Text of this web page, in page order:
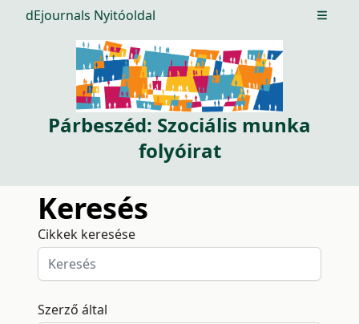
dEjournals Nyitóoldal Open
Párbeszéd: Szociális munka
folyóirat
Keresés
Cikkek keresése
Szerző által